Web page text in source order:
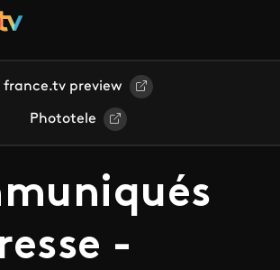
france.tv preview
Phototele
-